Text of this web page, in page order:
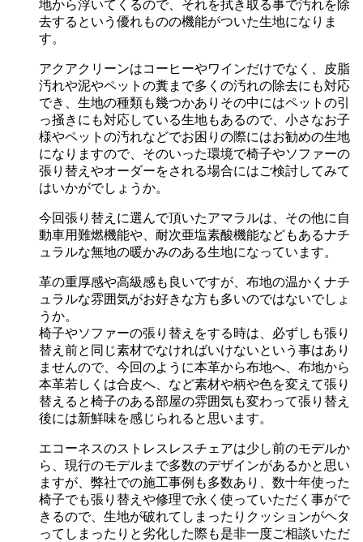
地から浮いてくるので、それを拭き取る事で汚れを除
去するという優れものの機能がついた生地になりま
す。
アクアクリーンはコーヒーやワインだけでなく、皮脂
汚れや泥やペットの糞まで多くの汚れの除去にも対応
でき、生地の種類も幾つかありその中にはペットの引
っ掻きにも対応している生地もあるので、小さなお子
様やペットの汚れなどでお困りの際にはお勧めの生地
になりますので、そのいった環境で椅子やソファーの
張り替えやオーダーをされる場合にはご検討してみて
はいかがでしょうか。
今回張り替えに選んで頂いたアマラルは、その他に自
動車用難燃機能や、耐次亜塩素酸機能などもあるナチ
ュラルな無地の暖かみのある生地になっています。
革の重厚感や高級感も良いですが、布地の温かくナチ
ュラルな雰囲気がお好きな方も多いのではないでしょ
うか。
椅子やソファーの張り替えをする時は、必ずしも張り
替え前と同じ素材でなければいけないという事はあり
ませんので、今回のように本革から布地へ、布地から
本革若しくは合皮へ、など素材や柄や色を変えて張り
替えると椅子のある部屋の雰囲気も変わって張り替え
後には新鮮味を感じられると思います。
エコーネスのストレスレスチェアは少し前のモデルか
ら、現行のモデルまで多数のデザインがあるかと思い
ますが、弊社での施工事例も多数あり、数十年使った
椅子でも張り替えや修理で永く使っていただく事がで
きるので、生地が破れてしまったりクッションがヘタ
ってしまったりと劣化した際も是非一度ご相談いただ